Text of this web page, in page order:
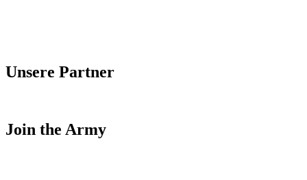
Unsere Partner
Join the Army